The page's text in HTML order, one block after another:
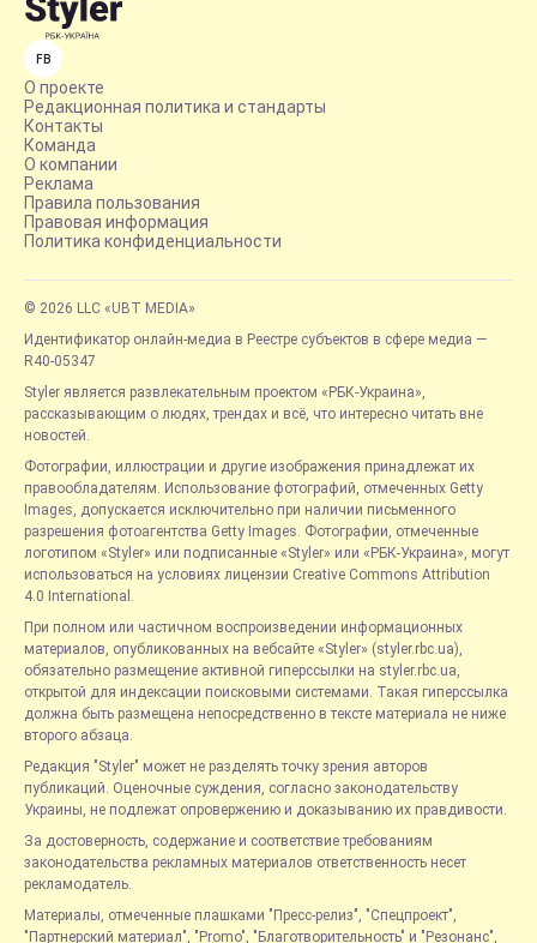
FB
О проекте
Редакционная политика и стандарты
Контакты
Команда
О компании
Реклама
Правила пользования
Правовая информация
Политика конфиденциальности
© 2026 LLC «UBT MEDIA»
Идентификатор онлайн-медиа в Реестре субъектов в сфере медиа —
R40-05347
Styler является развлекательным проектом «РБК-Украина»,
рассказывающим о людях, трендах и всё, что интересно читать вне
новостей.
Фотографии, иллюстрации и другие изображения принадлежат их
правообладателям. Использование фотографий, отмеченных Getty
Images, допускается исключительно при наличии письменного
разрешения фотоагентства Getty Images. Фотографии, отмеченные
логотипом «Styler» или подписанные «Styler» или «РБК-Украина», могут
использоваться на условиях лицензии Creative Commons Attribution
4.0 International.
При полном или частичном воспроизведении информационных
материалов, опубликованных на вебсайте «Styler» (styler.rbc.ua),
обязательно размещение активной гиперссылки на styler.rbc.ua,
открытой для индексации поисковыми системами. Такая гиперссылка
должна быть размещена непосредственно в тексте материала не ниже
второго абзаца.
Редакция "Styler" может не разделять точку зрения авторов
публикаций. Оценочные суждения, согласно законодательству
Украины, не подлежат опровержению и доказыванию их правдивости.
За достоверность, содержание и соответствие требованиям
законодательства рекламных материалов ответственность несет
рекламодатель.
Материалы, отмеченные плашками "Пресс-релиз", "Спецпроект",
"Партнерский материал", "Promo", "Благотворительность" и "Резонанс",